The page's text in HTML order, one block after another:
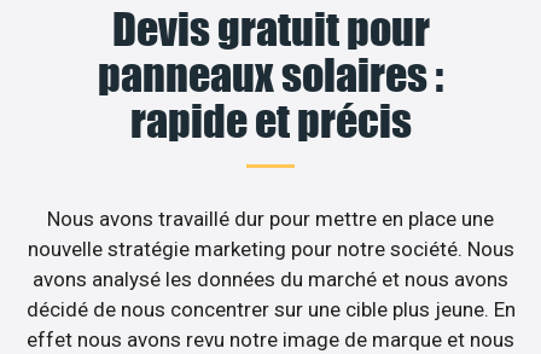
Devis gratuit pour
panneaux solaires :
rapide et précis
Nous avons travaillé dur pour mettre en place une
nouvelle stratégie marketing pour notre société. Nous
avons analysé les données du marché et nous avons
décidé de nous concentrer sur une cible plus jeune. En
effet nous avons revu notre image de marque et nous